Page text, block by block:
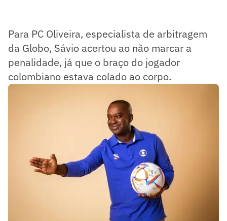
Para PC Oliveira, especialista de arbitragem
da Globo, Sávio acertou ao não marcar a
penalidade, já que o braço do jogador
colombiano estava colado ao corpo.